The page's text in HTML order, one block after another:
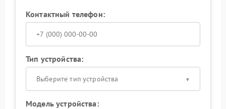
Контактный телефон:
Тип устройства:
Выберите тип устройства
Модель устройства: